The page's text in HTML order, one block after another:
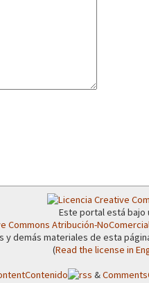
Este portal está bajo
Commons Atribución-
y demás materiales de esta
(Read the license in
Contenido &Comments